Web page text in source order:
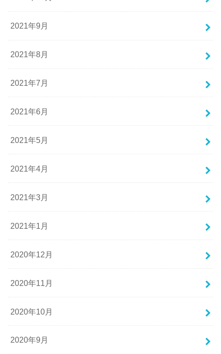
2021年9月
2021年8月
2021年7月
2021年6月
2021年5月
2021年4月
2021年3月
2021年1月
2020年12月
2020年11月
2020年10月
2020年9月